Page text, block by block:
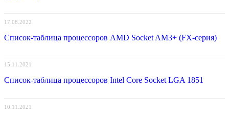
17.08.2022
Список-таблица процессоров AMD Socket AM3+ (FX-серия)
15.11.2021
Список-таблица процессоров Intel Core Socket LGA 1851
10.11.2021